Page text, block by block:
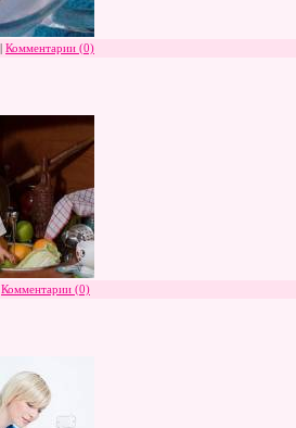
Комментарии (0)
Комментарии (0)